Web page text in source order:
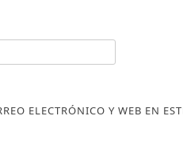
ELECTRÓNICO Y WEB EN